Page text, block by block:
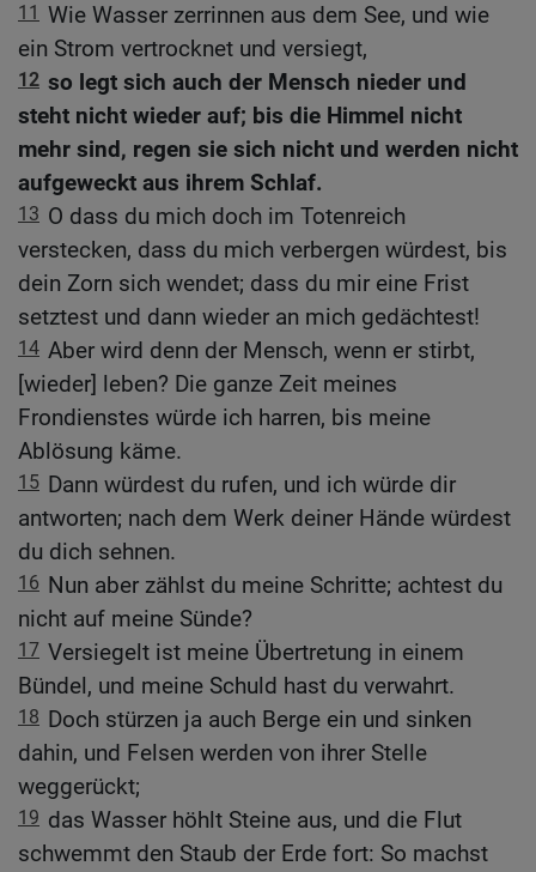
11 Wie Wasser zerrinnen aus dem See, und wie
ein Strom vertrocknet und versiegt,
12 so legt sich auch der Mensch nieder und
steht nicht wieder auf; bis die Himmel nicht
mehr sind, regen sie sich nicht und werden nicht
aufgeweckt aus ihrem Schlaf.
13 O dass du mich doch im Totenreich
verstecken, dass du mich verbergen würdest, bis
dein Zorn sich wendet; dass du mir eine Frist
setztest und dann wieder an mich gedächtest!
14 Aber wird denn der Mensch, wenn er stirbt,
[wieder] leben? Die ganze Zeit meines
Frondienstes würde ich harren, bis meine
Ablösung käme.
15 Dann würdest du rufen, und ich würde dir
antworten; nach dem Werk deiner Hände würdest
du dich sehnen.
16 Nun aber zählst du meine Schritte; achtest du
nicht auf meine Sünde?
17 Versiegelt ist meine Übertretung in einem
Bündel, und meine Schuld hast du verwahrt.
18 Doch stürzen ja auch Berge ein und sinken
dahin, und Felsen werden von ihrer Stelle
weggerückt;
19 das Wasser höhlt Steine aus, und die Flut
schwemmt den Staub der Erde fort: So machst